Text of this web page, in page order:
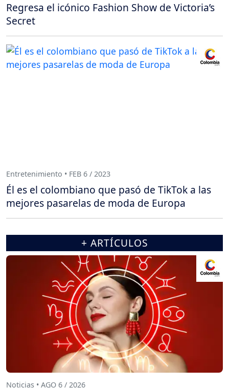
Regresa el icónico Fashion Show de Victoria’s
Secret
Entretenimiento • FEB 6 / 2023
Él es el colombiano que pasó de TikTok a las
mejores pasarelas de moda de Europa
+ ARTÍCULOS
Noticias • AGO 6 / 2026